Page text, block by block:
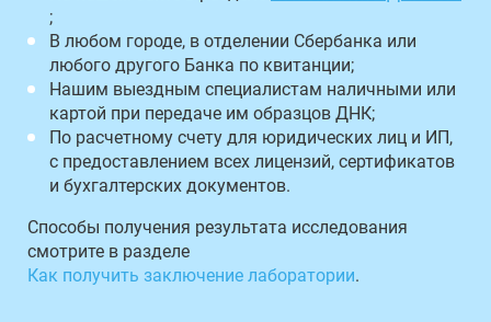
;
В любом городе, в отделении Сбербанка или
любого другого Банка по квитанции;
Нашим выездным специалистам наличными или
картой при передаче им образцов ДНК;
По расчетному счету для юридических лиц и ИП,
с предоставлением всех лицензий, сертификатов
и бухгалтерских документов.
Способы получения результата исследования
смотрите в разделе
Как получить заключение лаборатории.